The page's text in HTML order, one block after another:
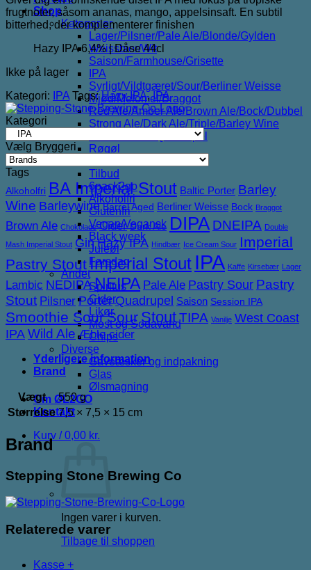
Shop
Kategorier
Lager/Pilsner/Pale Ale/Blonde/Gylden
Weissbier/Wit
Saison/Farmhouse/Grisette
IPA
Syrligt/Vildtgæret/Sour/Berliner Weisse
Mjød/Melomel/Braggot
Red Ale/Amber Ale/Brown Ale/Bock/Dubbel
Strong Ale/Dark Ale/Triple/Barley Wine
Porter/Stouts/Quadrupel
Røgøl
Tilbud
6pack2go
Alkoholfri
Glutenfri
Vegan/Vegansk
Black week
Juleøl
Farsdag
Andet
Spiritus
Cider
Likør
Most og Sodavand
Chips
Diverse
Gaveæsker og indpakning
Glas
Ølsmagning
Om ØL2GO
Kontakt
Kurv /0,00 kr.
Ingen varer i kurven.
Tilbage til shoppen
Kasse +
frugtnoter, såsom ananas, mango, appelsinsaft. En subtil
bitterhed, der komplementerer finishen
Hazy IPA 6,4% | Dåse 44cl
Ikke på lager
Kategori:
IPA Tags:Hazy IPA,IPA
Kategori
Vælg Bryggeri
Tags
Alkoholfri BA Imperial Stout Baltic Porter Barley
Wine Barleywine Barrel Aged Berliner Weisse Bock Braggot
Brown Ale Chokolade Cider Dark Ale DIPA DNEIPA Double
Mash Imperial Stout GinHazy IPA Hindbær Ice Cream Sour Imperial
Pastry StoutImperial Stout IPA Kaffe Kirsebær Lager
Lambic NEDIPANEIPA Pale Ale Pastry Sour Pastry
Stout Pilsner Porter Quadrupel Saison Session IPA
Smoothie SourSour StoutTIPA Vanilje West Coast
IPAWild Ale Æble cider
Yderligere information
Brand
Vægt
550 g
Størrelse 7,5 × 7,5 × 15 cm
Brand
Stepping Stone Brewing Co
Relaterede varer